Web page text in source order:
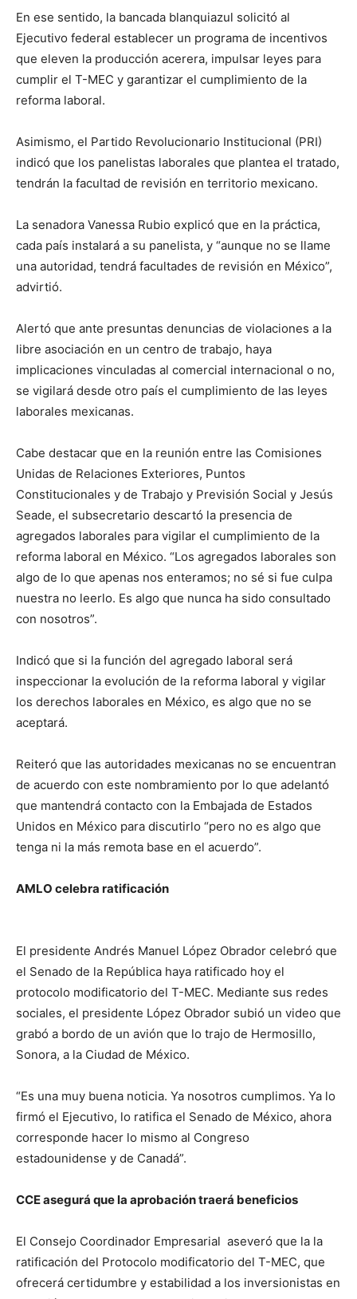
En ese sentido, la bancada blanquiazul solicitó al
Ejecutivo federal establecer un programa de incentivos
que eleven la producción acerera, impulsar leyes para
cumplir el T-MEC y garantizar el cumplimiento de la
reforma laboral.
Asimismo, el Partido Revolucionario Institucional (PRI)
indicó que los panelistas laborales que plantea el tratado,
tendrán la facultad de revisión en territorio mexicano.
La senadora Vanessa Rubio explicó que en la práctica,
cada país instalará a su panelista, y “aunque no se llame
una autoridad, tendrá facultades de revisión en México”,
advirtió.
Alertó que ante presuntas denuncias de violaciones a la
libre asociación en un centro de trabajo, haya
implicaciones vinculadas al comercial internacional o no,
se vigilará desde otro país el cumplimiento de las leyes
laborales mexicanas.
Cabe destacar que en la reunión entre las Comisiones
Unidas de Relaciones Exteriores, Puntos
Constitucionales y de Trabajo y Previsión Social y Jesús
Seade, el subsecretario descartó la presencia de
agregados laborales para vigilar el cumplimiento de la
reforma laboral en México. “Los agregados laborales son
algo de lo que apenas nos enteramos; no sé si fue culpa
nuestra no leerlo. Es algo que nunca ha sido consultado
con nosotros”.
Indicó que si la función del agregado laboral será
inspeccionar la evolución de la reforma laboral y vigilar
los derechos laborales en México, es algo que no se
aceptará.
Reiteró que las autoridades mexicanas no se encuentran
de acuerdo con este nombramiento por lo que adelantó
que mantendrá contacto con la Embajada de Estados
Unidos en México para discutirlo “pero no es algo que
tenga ni la más remota base en el acuerdo”.
AMLO celebra ratificación
El presidente Andrés Manuel López Obrador celebró que
el Senado de la República haya ratificado hoy el
protocolo modificatorio del T-MEC. Mediante sus redes
sociales, el presidente López Obrador subió un video que
grabó a bordo de un avión que lo trajo de Hermosillo,
Sonora, a la Ciudad de México.
“Es una muy buena noticia. Ya nosotros cumplimos. Ya lo
firmó el Ejecutivo, lo ratifica el Senado de México, ahora
corresponde hacer lo mismo al Congreso
estadounidense y de Canadá”.
CCE asegurá que la aprobación traerá beneficios
El Consejo Coordinador Empresarial aseveró que la la
ratificación del Protocolo modificatorio del T-MEC, que
ofrecerá certidumbre y estabilidad a los inversionistas en